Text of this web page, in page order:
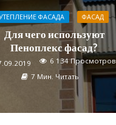
ФАСАДА ФАСАД
Для чего используют
Пеноплекс фасад?
6 134 Просмотров
7 Мин. Читать